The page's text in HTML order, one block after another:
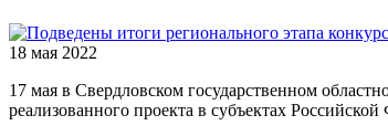
18 мая 2022
17 мая в Свердловском государственном
реализованного проекта в субъектах